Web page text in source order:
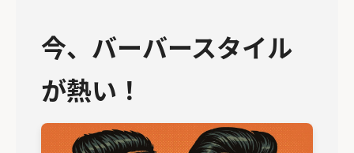
今、バーバースタイル
が熱い！